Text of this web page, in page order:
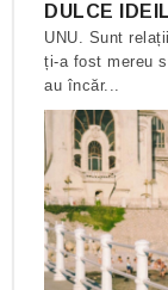
DULCE
UNU. Sunt
ți-a fost mereu
au încăr...